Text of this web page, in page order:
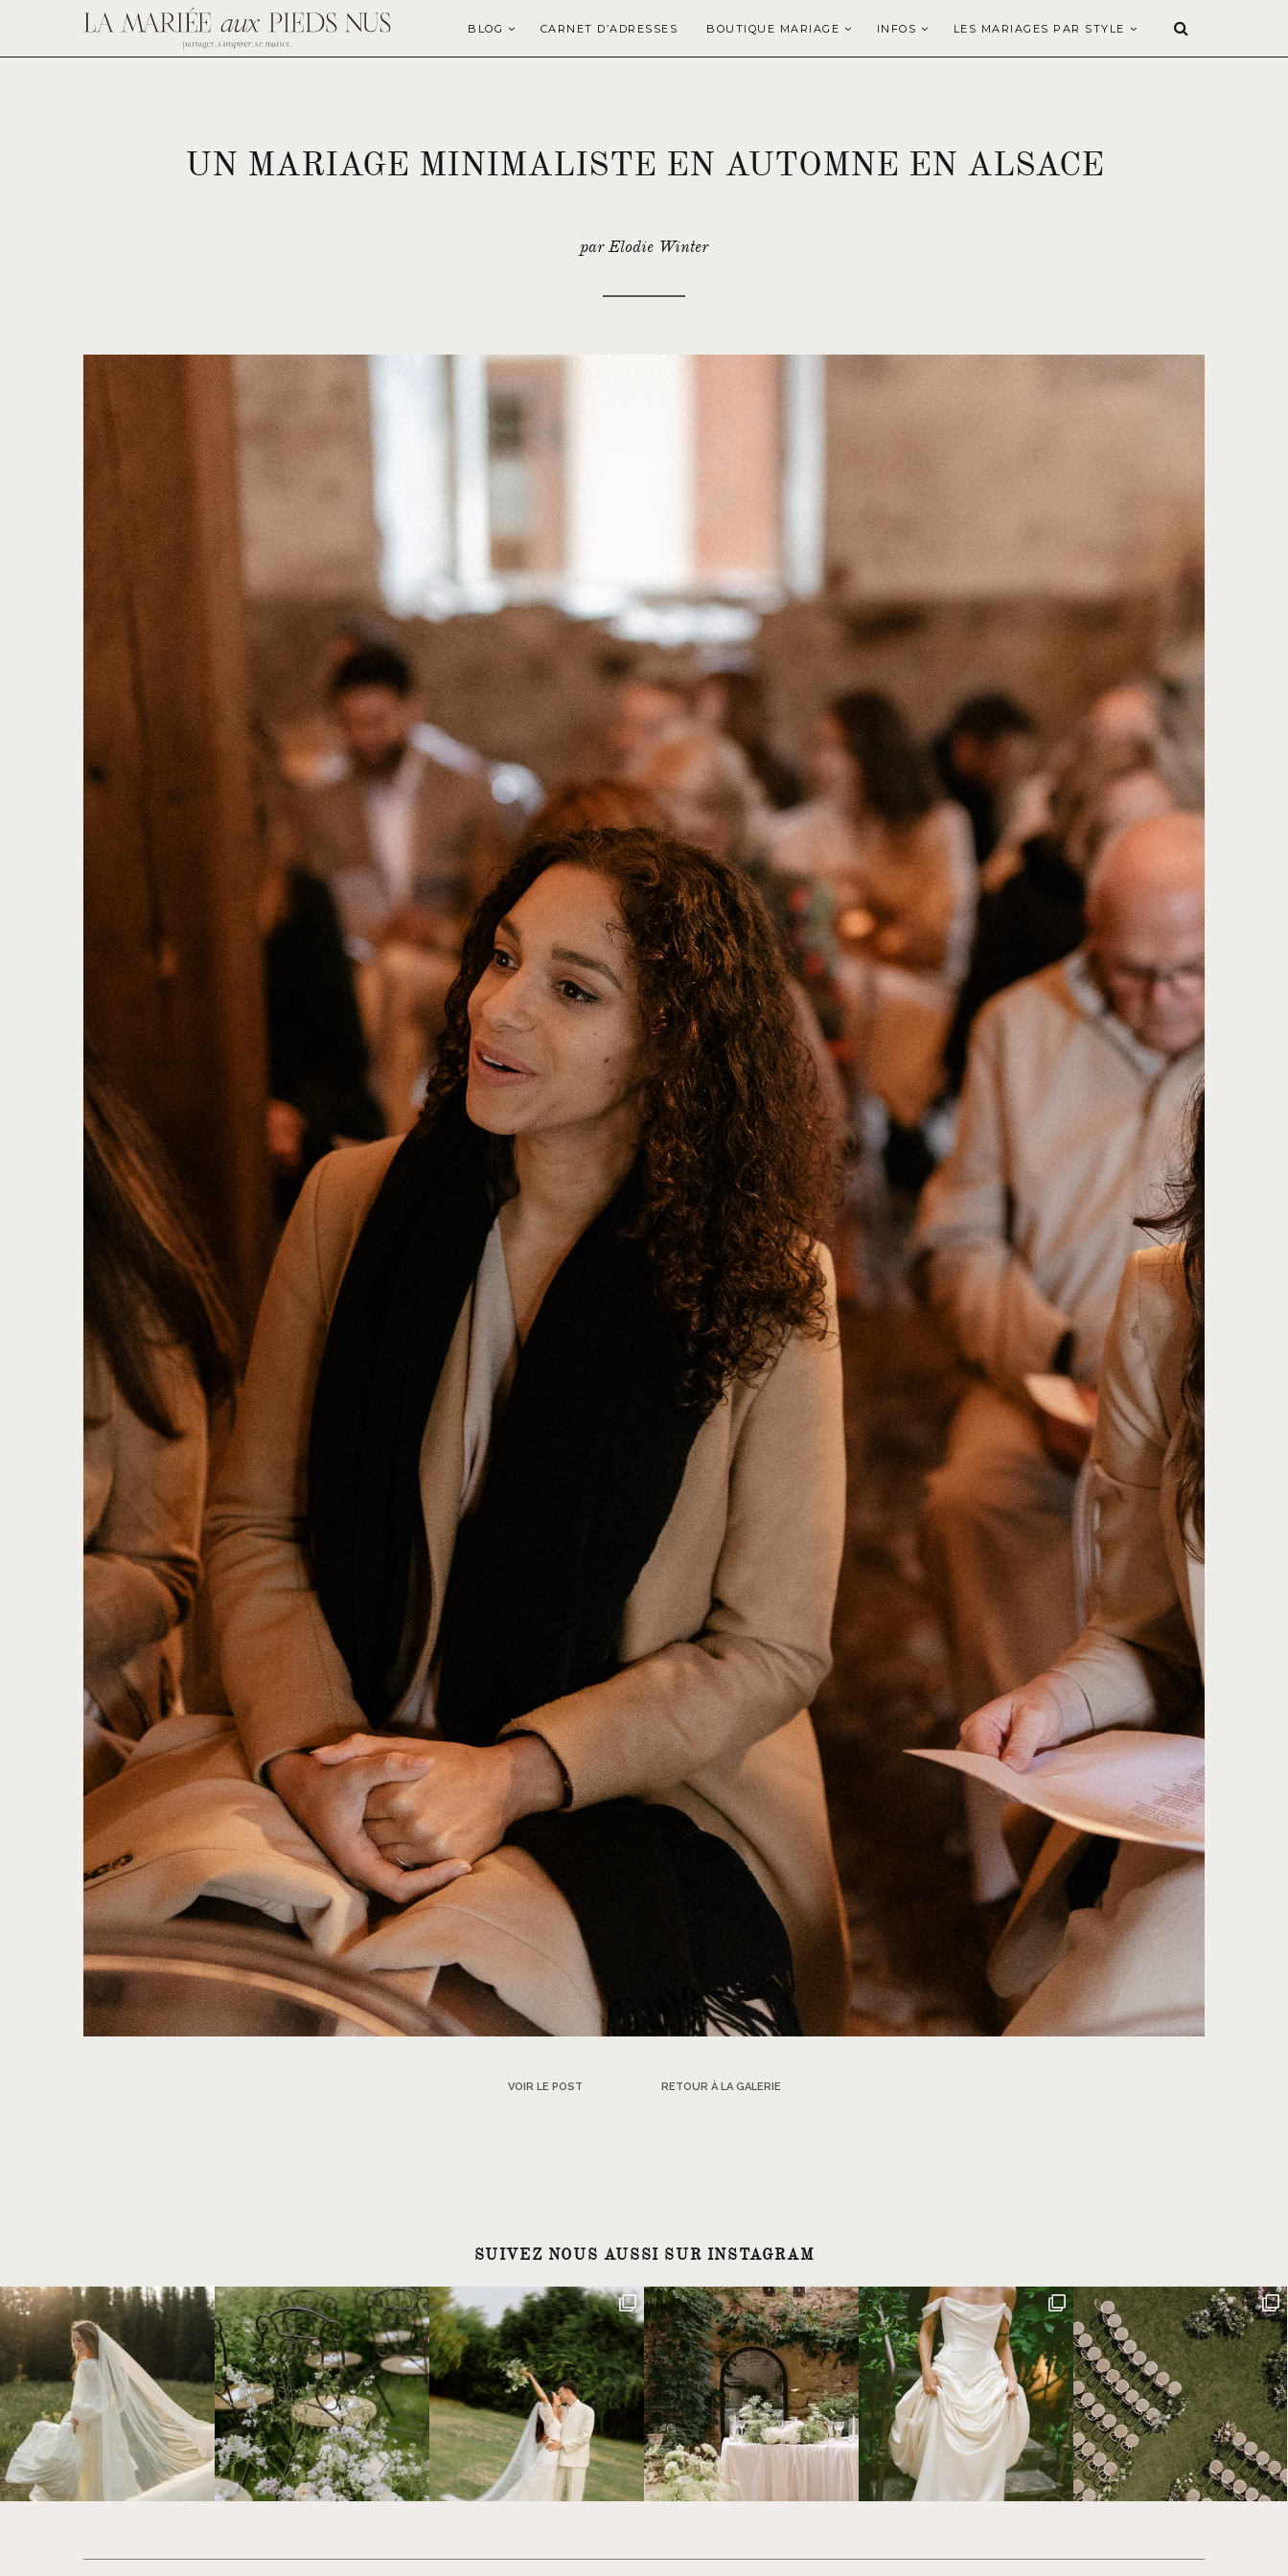
BLOG CARNET D’ADRESSES BOUTIQUE MARIAGE INFOS LES MARIAGES PAR STYLE
UN MARIAGE MINIMALISTE EN AUTOMNE EN ALSACE
par Elodie Winter
VOIR LE POST RETOUR À LA GALERIE
SUIVEZ NOUS AUSSI SUR INSTAGRAM